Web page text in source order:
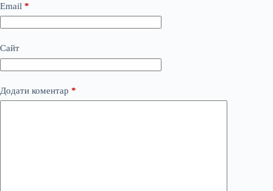
Email *
Сайт
Додати коментар *